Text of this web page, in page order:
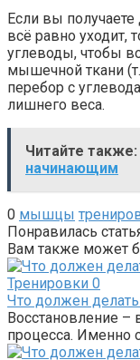
Если вы
всё равно уходит,
углеводы, чтобы
мышечной ткани
перебор с
лишнего веса.
Читайте также:
начинающим
0 мышцы
Понравилась
Вам также может
Тренировки 0
Что должен
Восстановление –
процесса. Именно